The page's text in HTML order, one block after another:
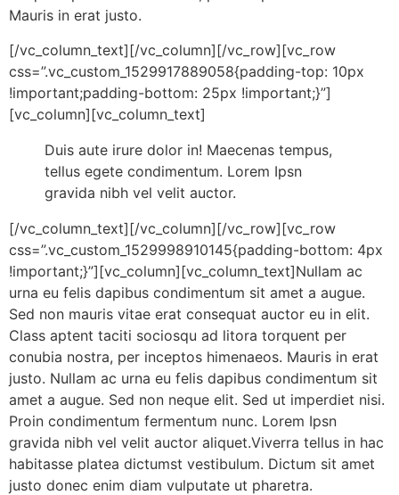
Mauris in erat justo.
[/vc_column_text][/vc_column][/vc_row][vc_row
css=”.vc_custom_1529917889058{padding-top: 10px
!important;padding-bottom: 25px !important;}”]
[vc_column][vc_column_text]
Duis aute irure dolor in! Maecenas tempus,
tellus egete condimentum. Lorem Ipsn
gravida nibh vel velit auctor.
[/vc_column_text][/vc_column][/vc_row][vc_row
css=”.vc_custom_1529998910145{padding-bottom: 4px
!important;}”][vc_column][vc_column_text]Nullam ac
urna eu felis dapibus condimentum sit amet a augue.
Sed non mauris vitae erat consequat auctor eu in elit.
Class aptent taciti sociosqu ad litora torquent per
conubia nostra, per inceptos himenaeos. Mauris in erat
justo. Nullam ac urna eu felis dapibus condimentum sit
amet a augue. Sed non neque elit. Sed ut imperdiet nisi.
Proin condimentum fermentum nunc. Lorem Ipsn
gravida nibh vel velit auctor aliquet.Viverra tellus in hac
habitasse platea dictumst vestibulum. Dictum sit amet
justo donec enim diam vulputate ut pharetra.